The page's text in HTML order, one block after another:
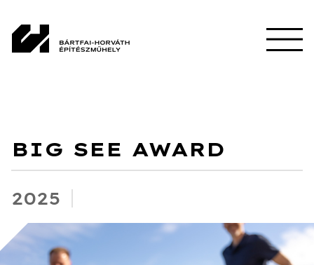
BIG SEE AWARD
2025